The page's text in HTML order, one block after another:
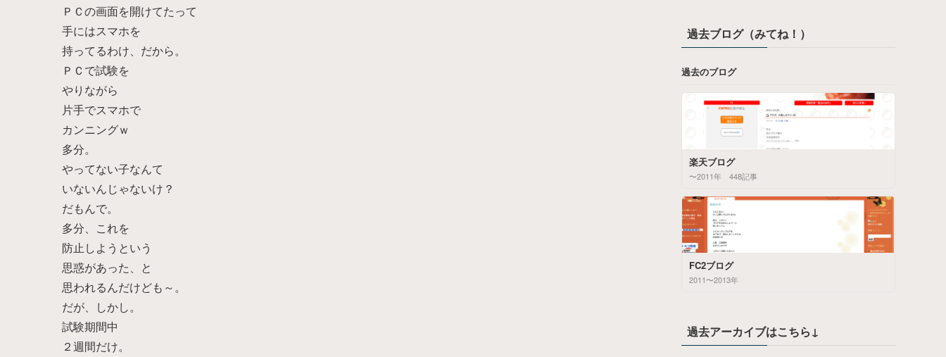
ＰＣの画面を開けてたって
手にはスマホを
持ってるわけ、だから。
ＰＣで試験を
やりながら
片手でスマホで
カンニングｗ
多分。
やってない子なんて
いないんじゃないけ？
だもんで。
多分、これを
防止しようという
思惑があった、と
思われるんだけども～。
だが、しかし。
試験期間中
２週間だけ。
過去ブログ（みてね！）
過去のブログ
楽天ブログ
〜2011年 448記事
FC2ブログ
2011〜2013年
過去アーカイブはこちら↓